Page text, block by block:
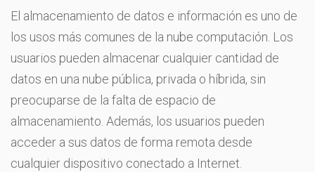
El almacenamiento de datos e información es uno de
los usos más comunes de la nube computación. Los
usuarios pueden almacenar cualquier cantidad de
datos en una nube pública, privada o híbrida, sin
preocuparse de la falta de espacio de
almacenamiento. Además, los usuarios pueden
acceder a sus datos de forma remota desde
cualquier dispositivo conectado a Internet.